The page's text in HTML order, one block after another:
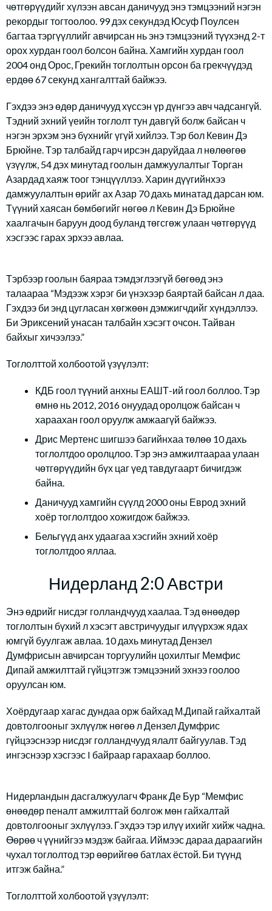
чөтгөрүүдийг хүлээн авсан даничууд энэ тэмцээний нэгэн
рекордыг тогтоолоо. 99 дэх секундэд Юсуф Поулсен
багтаа тэргүүллийг авчирсан нь энэ тэмцээний түүхэнд 2-т
орох хурдан гоол болсон байна. Хамгийн хурдан гоол
2004 онд Орос, Грекийн тоглолтын орсон ба грекчүүдэд
ердөө 67 секунд хангалттай байжээ.
Гэхдээ энэ өдөр даничууд хүссэн үр дүнгээ авч чадсангүй.
Тэдний эхний үеийн тоглолт тун давгүй болж байсан ч
нэгэн эрхэм энэ бүхнийг үгүй хийлээ. Тэр бол Кевин Дэ
Брюйне. Тэр талбайд гарч ирсэн даруйдаа л нөлөөгөө
үзүүлж, 54 дэх минутад гоолын дамжуулалтыг Торган
Азардад хаяж тоог тэнцүүллээ. Харин дүүгийнхээ
дамжуулалтын өрийг ах Азар 70 дахь минатад дарсан юм.
Түүний хаясан бөмбөгийг нөгөө л Кевин Дэ Брюйне
хаалгачын баруун доод буланд төгсгөж улаан чөтгөрүүд
хэсгээс гарах эрхээ авлаа.
Тэрбээр гоолын баяраа тэмдэглээгүй бөгөөд энэ
талаараа “Мэдээж хэрэг би үнэхээр баяртай байсан л даа.
Гэхдээ би энд цугласан хөгжөөн дэмжигчдийг хүндэллээ.
Би Эриксений унасан талбайн хэсэгт очсон. Тайван
байхыг хичээлээ.”
Тоглолттой холбоотой үзүүлэлт:
КДБ гоол түүний анхны ЕАШТ-ий гоол боллоо. Тэр
өмнө нь 2012, 2016 онуудад оролцож байсан ч
хараахан гоол оруулж амжаагүй байжээ.
Дрис Мертенс шигшээ багийнхаа төлөө 10 дахь
тоглолтдоо оролцлоо. Тэр энэ амжилтаараа улаан
чөтгөрүүдийн бүх цаг үед тавдугаарт бичигдэж
байна.
Даничууд хамгийн сүүлд 2000 оны Еврод эхний
хоёр тоглолтдоо хожигдож байжээ.
Бельгүүд анх удаагаа хэсгийн эхний хоёр
тоглолтдоо яллаа.
Нидерланд 2:0 Австри
Энэ өдрийг нисдэг голландчууд хаалаа. Тэд өнөөдөр
тоглолтын бүхий л хэсэгт австричуудыг илүүрхэж ядах
юмгүй буулгаж авлаа. 10 дахь минутад Дензел
Думфрисын авчирсан торгуулийн цохилтыг Мемфис
Дипай амжилттай гүйцэтгэж тэмцээний эхнээ гоолоо
оруулсан юм.
Хоёрдугаар хагас дундаа орж байхад М.Дипай гайхалтай
довтолгооныг эхлүүлж нөгөө л Дензел Думфрис
гүйцээснээр нисдэг голландчууд ялалт байгуулав. Тэд
ингэснээр хэсгээс I байраар гарахаар боллоо.
Нидерландын дасгалжуулагч Франк Де Бур “Мемфис
өнөөдөр пеналт амжилттай болгож мөн гайхалтай
довтолгооныг эхлүүлээ. Гэхдээ тэр илүү ихийг хийж чадна.
Өөрөө ч үүнийгээ мэдэж байгаа. Иймээс дараа дараагийн
чухал тоглолтод тэр өөрийгөө батлах ёстой. Би түүнд
итгэж байна.”
Тоглолттой холбоотой үзүүлэлт: